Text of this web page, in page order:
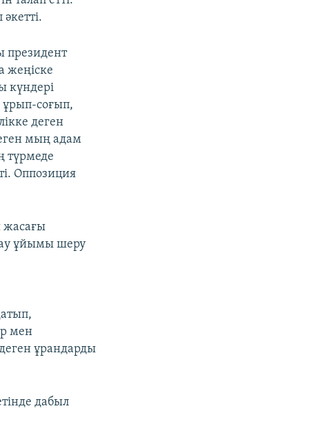
президент
жеңіске
күндері
ұрып-соғып,
деген
мың адам
түрмеде
Оппозиция
жасағы
ұйымы шеру
мен
ұрандарды
дабыл